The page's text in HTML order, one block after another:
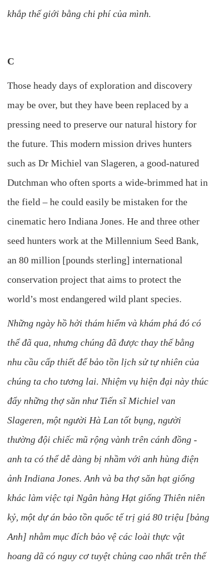
khắp thế giới bằng chi phí của mình.
C
Those heady days of exploration and discovery
may be over, but they have been replaced by a
pressing need to preserve our natural history for
the future. This modern mission drives hunters
such as Dr Michiel van Slageren, a good-natured
Dutchman who often sports a wide-brimmed hat in
the field – he could easily be mistaken for the
cinematic hero Indiana Jones. He and three other
seed hunters work at the Millennium Seed Bank,
an 80 million [pounds sterling] international
conservation project that aims to protect the
world’s most endangered wild plant species.
Những ngày hồ hởi thám hiểm và khám phá đó có
thể đã qua, nhưng chúng đã được thay thế bằng
nhu cầu cấp thiết để bảo tồn lịch sử tự nhiên của
chúng ta cho tương lai. Nhiệm vụ hiện đại này thúc
đẩy những thợ săn như Tiến sĩ Michiel van
Slageren, một người Hà Lan tốt bụng, người
thường đội chiếc mũ rộng vành trên cánh đồng -
anh ta có thể dễ dàng bị nhầm với anh hùng điện
ảnh Indiana Jones. Anh và ba thợ săn hạt giống
khác làm việc tại Ngân hàng Hạt giống Thiên niên
kỷ, một dự án bảo tồn quốc tế trị giá 80 triệu [bảng
Anh] nhằm mục đích bảo vệ các loài thực vật
hoang dã có nguy cơ tuyệt chủng cao nhất trên thế